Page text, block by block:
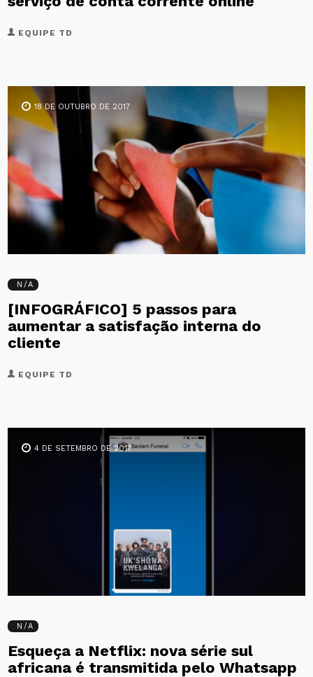
EQUIPE TD
18 DE OUTUBRO DE 2017
N/A
[INFOGRÁFICO] 5 passos para
aumentar a satisfação interna do
cliente
EQUIPE TD
4 DE SETEMBRO DE 2017
N/A
Esqueça a Netflix: nova série sul
africana é transmitida pelo Whatsapp